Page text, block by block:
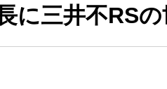
に三井不RS